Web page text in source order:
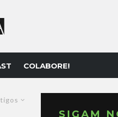
COLABORE!
SIGAM